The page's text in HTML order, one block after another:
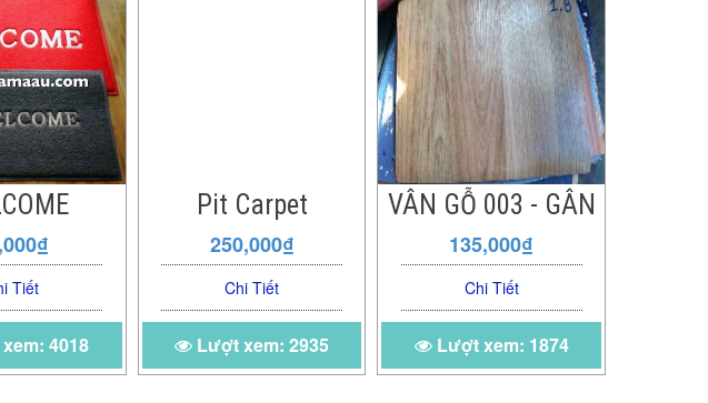
Tiết
4018
Pit Carpet
250,000₫
Chi Tiết
Lượt xem: 2935
VÂN GỖ 003 - GÂN
135,000₫
Chi Tiết
Lượt xem: 1874